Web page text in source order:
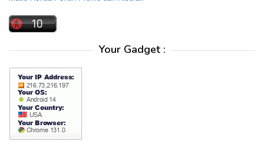
Your Gadget :